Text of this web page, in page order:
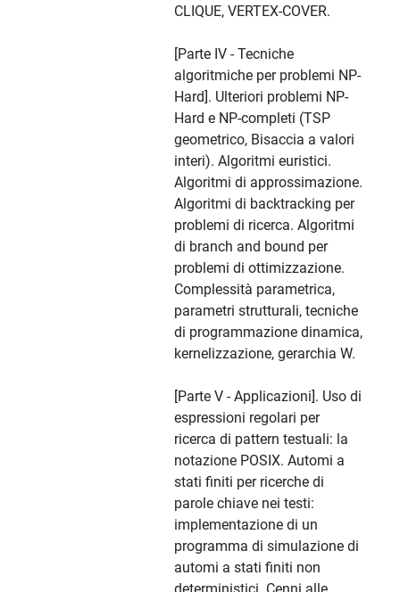
CLIQUE, VERTEX-COVER.
[Parte IV - Tecniche
algoritmiche per problemi NP-
Hard]. Ulteriori problemi NP-
Hard e NP-completi (TSP
geometrico, Bisaccia a valori
interi). Algoritmi euristici.
Algoritmi di approssimazione.
Algoritmi di backtracking per
problemi di ricerca. Algoritmi
di branch and bound per
problemi di ottimizzazione.
Complessità parametrica,
parametri strutturali, tecniche
di programmazione dinamica,
kernelizzazione, gerarchia W.
[Parte V - Applicazioni]. Uso di
espressioni regolari per
ricerca di pattern testuali: la
notazione POSIX. Automi a
stati finiti per ricerche di
parole chiave nei testi:
implementazione di un
programma di simulazione di
automi a stati finiti non